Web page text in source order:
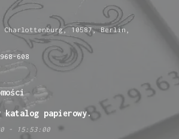
10587, Berlin,
608
katalog papierowy.
- 15:53:00